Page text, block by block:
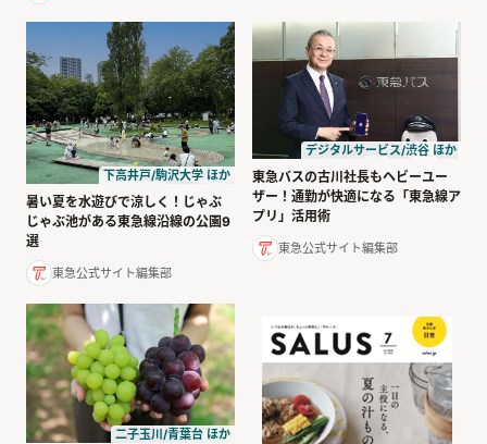
下高井戸/駒沢大学 ほか
暑い夏を水遊びで涼しく！じゃぶ
じゃぶ池がある東急線沿線の公園9
選
東急公式サイト編集部
デジタルサービス/渋谷 ほか
東急バスの古川社長もヘビーユー
ザー！通勤が快適になる「東急線ア
プリ」活用術
東急公式サイト編集部
二子玉川/青葉台 ほか